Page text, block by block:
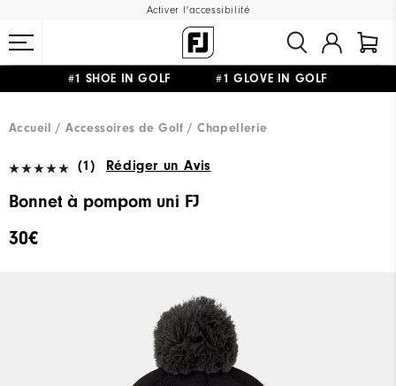
Activer l'accessibilité
#1 SHOE IN GOLF #1 GLOVE IN GOLF
Accueil
Accessoires de Golf Chapellerie
(1) Rédiger un Avis
Bonnet à pompom uni FJ
30€